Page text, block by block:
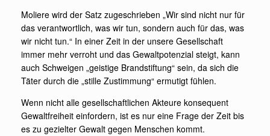
Moliere wird der Satz zugeschrieben „Wir sind nicht nur für
das verantwortlich, was wir tun, sondern auch für das, was
wir nicht tun.“ In einer Zeit in der unsere Gesellschaft
immer mehr verroht und das Gewaltpotenzial steigt, kann
auch Schweigen „geistige Brandstiftung“ sein, da sich die
Täter durch die „stille Zustimmung“ ermutigt fühlen.
Wenn nicht alle gesellschaftlichen Akteure konsequent
Gewaltfreiheit einfordern, ist es nur eine Frage der Zeit bis
es zu gezielter Gewalt gegen Menschen kommt.